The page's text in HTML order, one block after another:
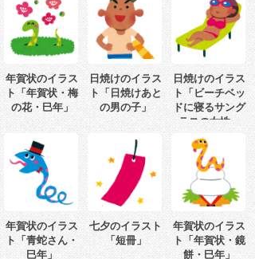
年賀状のイラス
ト「年賀状・梅
の花・巳年」
日焼けのイラス
ト「日焼けあと
の男の子」
日焼けのイラス
ト「ビーチベッ
ドに寝るサング
ラスの女性」
年賀状のイラス
ト「青蛇さん・
巳年」
七夕のイラスト
「短冊」
年賀状のイラス
ト「年賀状・鏡
餅・巳年」